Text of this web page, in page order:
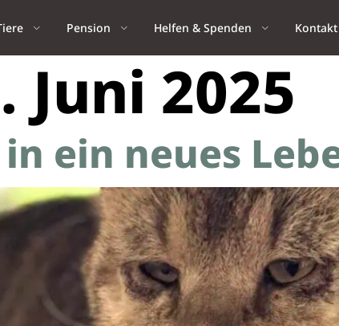
Pension Helfen & Spenden Kontakt
Juni 2025
ein neues